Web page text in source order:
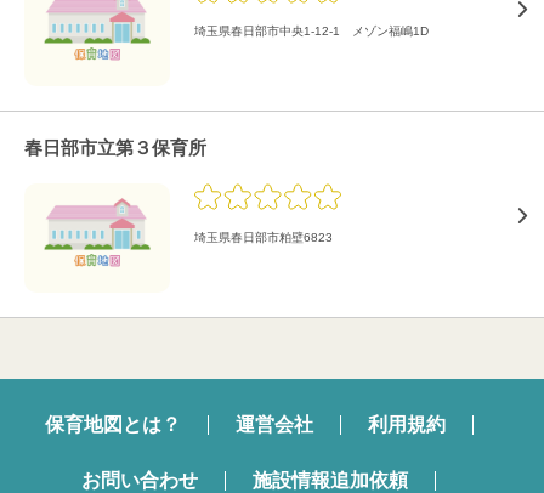
埼玉県春日部市中央1-12-1 メゾン福嶋1D
春日部市立第３保育所
埼玉県春日部市粕壁6823
保育地図とは？ 運営会社 利用規約
お問い合わせ 施設情報追加依頼